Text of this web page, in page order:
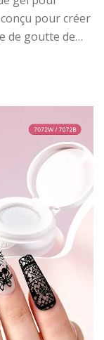
pour créer
de goutte de
pour
les effets
étape
en gel UV
des
salons et